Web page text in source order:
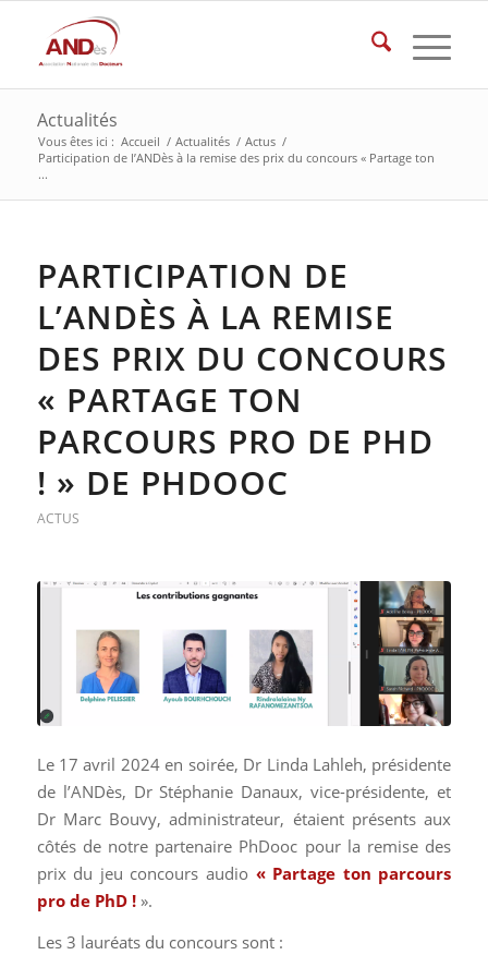
Actualités
Vous êtes ici : Accueil / Actualités / Actus /
Participation de l’ANDès à la remise des prix du concours « Partage ton
...
PARTICIPATION DE
L’ANDÈS À LA REMISE
DES PRIX DU CONCOURS
« PARTAGE TON
PARCOURS PRO DE PHD
! » DE PHDOOC
ACTUS
Le 17 avril 2024 en soirée, Dr Linda Lahleh, présidente
de l’ANDès, Dr Stéphanie Danaux, vice-présidente, et
Dr Marc Bouvy, administrateur, étaient présents aux
côtés de notre partenaire PhDooc pour la remise des
prix du jeu concours audio « Partage ton parcours
pro de PhD !».
Les 3 lauréats du concours sont :